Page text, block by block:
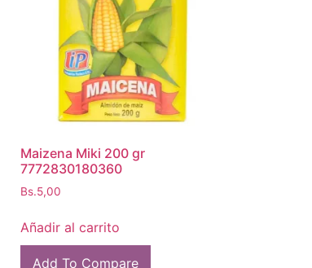
Maizena Miki 200 gr
7772830180360
Bs.5,00
Añadir al carrito
Add To Compare